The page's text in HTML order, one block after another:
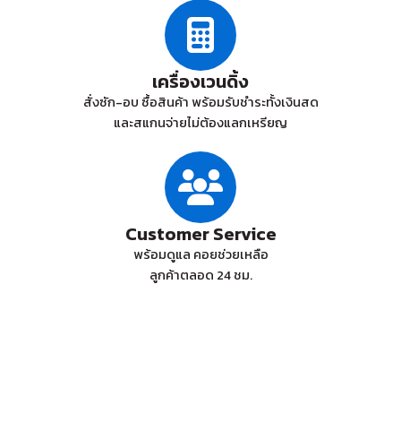
เครื่องเวนดิ้ง
สั่งซัก-อบ ซื้อสินค้า พร้อมรับชำระทั้งเงินสด
และสแกนจ่ายไม่ต้องแลกเหรียญ
Customer Service
พร้อมดูแล คอยช่วยเหลือ
ลูกค้าตลอด 24 ชม.